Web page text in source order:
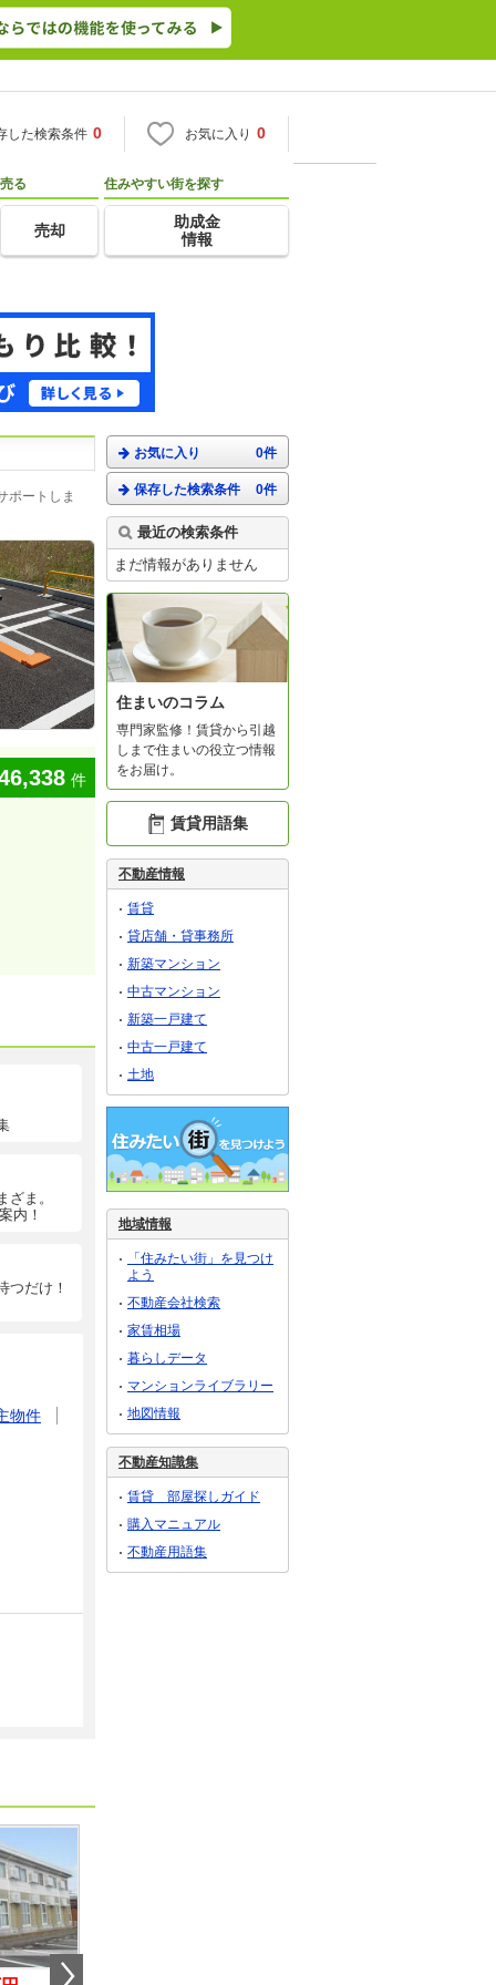
した検索条件 0 お気に入り 0
売る
売却
住みやすい街を探す
助成金
情報
ポートしま
件
ま。
内！
つだけ！
物件
お気に入り 0件
保存した検索条件 0件
最近の検索条件
まだ情報がありません
住まいのコラム
専門家監修！賃貸から引越
しまで住まいの役立つ情報
をお届け。
賃貸用語集
不動産情報
賃貸
貸店舗・貸事務所
新築マンション
中古マンション
新築一戸建て
中古一戸建て
土地
地域情報
「住みたい街」を見つけ
よう
不動産会社検索
家賃相場
暮らしデータ
マンションライブラリー
地図情報
不動産知識集
賃貸 部屋探しガイド
購入マニュアル
不動産用語集